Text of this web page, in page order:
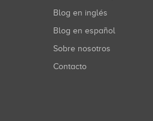
Blog en inglés
Blog en español
Sobre nosotros
Contacto